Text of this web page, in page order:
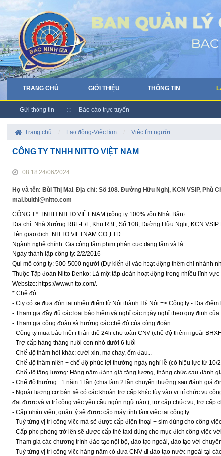
TRANG CHỦ GIỚI THIỆU THÔNG TIN
Gửi thông tin Báo cáo trực tuyến
Trang chủ Lao động-Việc làm Việc tìm người
CÔNG TY TNHH NITTO VIỆT NAM
08:18 24/06/2024
Họ và tên: Bùi Thị Mai, Địa chỉ: Số 108. Đường Hữu Nghị, KCN VSIP, Phù
mai.buithi@nitto.com
CÔNG TY TNHH NITTO VIỆT NAM (công ty 100% vốn Nhật Bản)
Địa chỉ: Nhà Xưởng RBF-E/F, Khu RBF, Số 108, Đường Hữu Nghị, KCN
Tên giao dịch: NITTO VIETNAM CO.,LTD
Ngành nghề chính: Gia công tấm phim phân cực dạng tấm và lá
Ngày thành lập công ty: 2/2/2016
Qui mô công ty: 500-5000 người (Dự kiến đi vào hoạt động thêm chi nhánh
Thuộc Tập đoàn Nitto Denko: Là một tâp đoàn hoạt động trong nhiều lĩnh
Websize: https://www.nitto.com/.
* Chế độ:
- Cty có xe đưa đón tại nhiều điểm từ Nội thành Hà Nội => Công ty - Địa điểm
- Tham gia đầy đủ các loại bảo hiểm và nghỉ các ngày nghỉ theo quy định của
- Tham gia công đoàn và hưởng các chế độ của công đoàn.
- Công ty mua bảo hiểm thân thể 24h cho toàn CNV (chế độ thêm ngoài
- Trợ cấp hàng tháng nuôi con nhỏ dưới 6 tuổi
- Chế độ thăm hỏi khác: cưới xin, ma chay, ốm đau...
- Chế độ thâm niên + chế độ phúc lợi thưởng ngày nghỉ lễ (có hiệu lực từ 10/
- Chế độ tăng lương: Hàng năm đánh giá tăng lương, thăng chức sau đánh
- Chế độ thưởng : 1 năm 1 lần (chia làm 2 lần chuyển thưởng sau đánh giá
- Ngoài lương cơ bản sẽ có các khoản trợ cấp khác tùy vào vị trí chức vụ
đạt được và vị trí công việc yêu cầu ngôn ngữ nào ); trợ cấp chức vụ; trợ cấp
- Cấp nhân viên, quản lý sẽ được cấp máy tính làm việc tại công ty.
- Tuỳ từng vị trí công việc mà sẽ được cấp điện thoại + sim dùng cho công
- Cấp phó phòng trở lên sẽ được cấp thẻ taxi dùng cho mục đích công việc
- Tham gia các chương trình đào tạo nội bộ, đào tạo ngoài, đào tạo với
- Tuỳ từng vị trí công việc hàng năm có đưa CNV đi đào tạo nước ngoài tại